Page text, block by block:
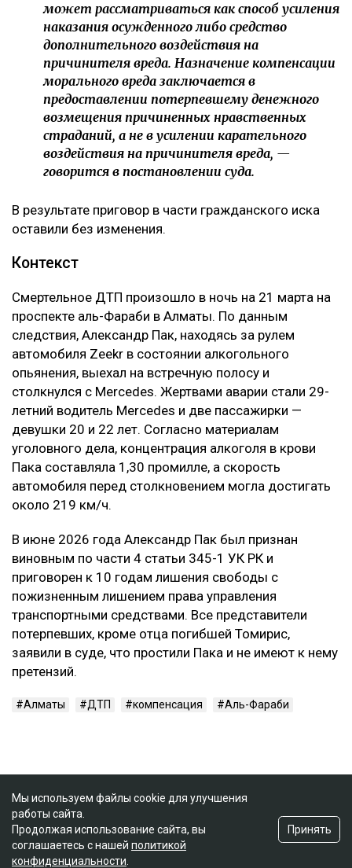
может рассматриваться как способ усиления
наказания осужденного либо средство
дополнительного воздействия на
причинителя вреда. Назначение компенсации
морального вреда заключается в
предоставлении потерпевшему денежного
возмещения причиненных нравственных
страданий, а не в усилении карательного
воздействия на причинителя вреда, —
говорится в постановлении суда.
В результате приговор в части гражданского иска
оставили без изменения.
Контекст
Смертельное ДТП произошло в ночь на 21 марта на
проспекте аль-Фараби в Алматы. По данным
следствия, Александр Пак, находясь за рулем
автомобиля Zeekr в состоянии алкогольного
опьянения, выехал на встречную полосу и
столкнулся с Mercedes. Жертвами аварии стали 29-
летний водитель Mercedes и две пассажирки —
девушки 20 и 22 лет. Согласно материалам
уголовного дела, концентрация алкоголя в крови
Пака составляла 1,30 промилле, а скорость
автомобиля перед столкновением могла достигать
около 219 км/ч.
В июне 2026 года Александр Пак был признан
виновным по части 4 статьи 345-1 УК РК и
приговорен к 10 годам лишения свободы с
пожизненным лишением права управления
транспортными средствами. Все представители
потерпевших, кроме отца погибшей Томирис,
заявили в суде, что простили Пака и не имеют к нему
претензий.
Алматы ДТП компенсация Аль-Фараби
Мы используем файлы cookie для улучшения
работы сайта.
Продолжая использование сайта, вы
соглашаетесь с нашей политикой
конфиденциальности
Принять